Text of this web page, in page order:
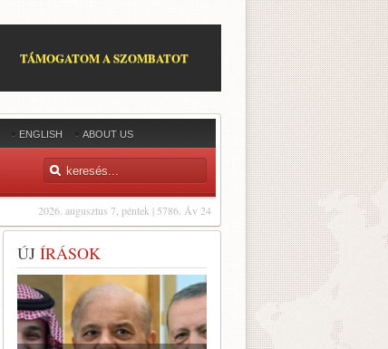
TÁMOGATOM A SZOMBATOT
ENGLISH ABOUT US
2026. augusztus 7, péntek | 5786. Áv 24
ÚJ ÍRÁSOK